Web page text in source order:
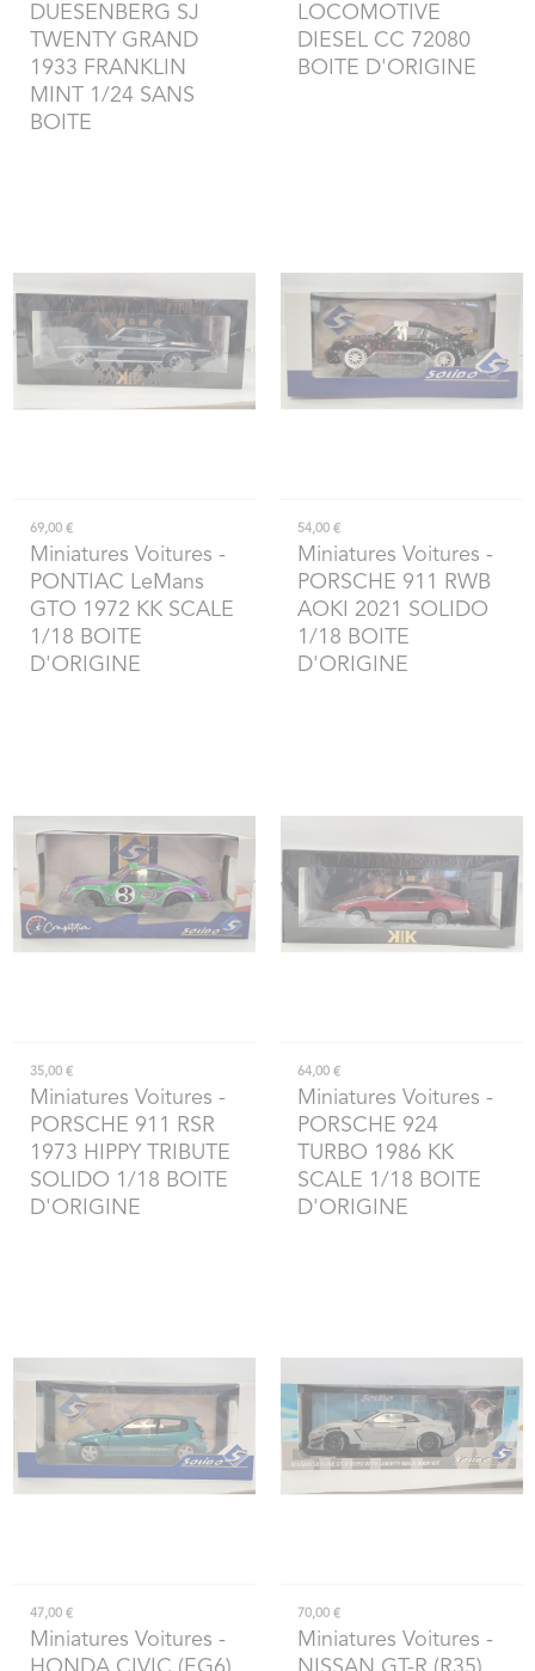
DUESENBERG SJ
TWENTY GRAND
1933 FRANKLIN
MINT 1/24 SANS
BOITE
LOCOMOTIVE
DIESEL CC 72080
BOITE D'ORIGINE
69,00 €
Miniatures Voitures -
PONTIAC LeMans
GTO 1972 KK SCALE
1/18 BOITE
D'ORIGINE
54,00 €
Miniatures Voitures -
PORSCHE 911 RWB
AOKI 2021 SOLIDO
1/18 BOITE
D'ORIGINE
35,00 €
Miniatures Voitures -
PORSCHE 911 RSR
1973 HIPPY TRIBUTE
SOLIDO 1/18 BOITE
D'ORIGINE
64,00 €
Miniatures Voitures -
PORSCHE 924
TURBO 1986 KK
SCALE 1/18 BOITE
D'ORIGINE
47,00 €
Miniatures Voitures -
70,00 €
Miniatures Voitures -